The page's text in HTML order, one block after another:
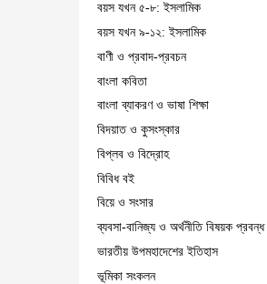
বয়স যখন ৫-৮: ইসলামিক
বয়স যখন ৯-১২: ইসলামিক
বাণী ও প্রবাদ-প্রবচন
বাংলা কবিতা
বাংলা ব্যাকরণ ও ভাষা শিক্ষা
বিদয়াত ও কুসংস্কার
বিপ্লব ও বিদ্রোহ
বিবিধ বই
বিয়ে ও সংসার
ব্যবসা-বানিজ্য ও অর্থনীতি বিষয়ক প্রবন্ধ
ভারতীয় উপমহাদেশের ইতিহাস
ভূমিকা সংকলন